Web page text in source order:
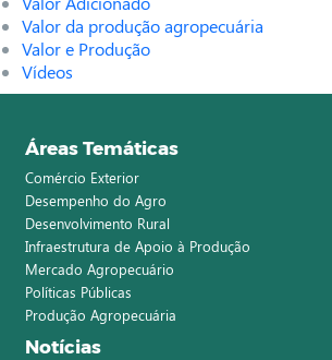
Valor da produção agropecuária
Valor e Produção
Vídeos
Áreas Temáticas
Comércio Exterior
Desempenho do Agro
Desenvolvimento Rural
Infraestrutura de Apoio à Produção
Mercado Agropecuário
Políticas Públicas
Produção Agropecuária
Notícias